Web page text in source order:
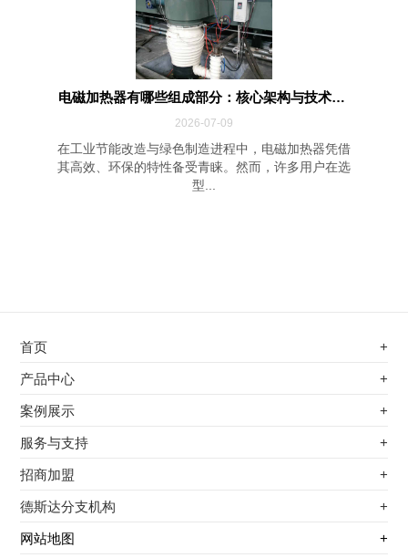
电磁加热器有哪些组成部分：核心架构与技术解...
2026-07-09
在工业节能改造与绿色制造进程中，电磁加热器凭借
其高效、环保的特性备受青睐。然而，许多用户在选
型...
首页 +
不锈钢专用电磁加热器
电磁蒸汽发生器
电磁加热棒配件
扩散泵电磁加热器
产品中心 +
不锈钢专用电磁加热器
电磁蒸汽发生器
电磁加热棒配件
案例展示 +
最新案例
其他应用
服务与支持 +
服务覆盖网络
服务流程
招商加盟 +
前景分析
加盟条件
德斯达分支机构 +
江信电子机构
网站地图 +